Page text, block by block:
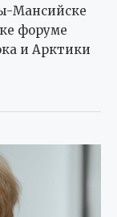
Мансийске
форуме
и Арктики